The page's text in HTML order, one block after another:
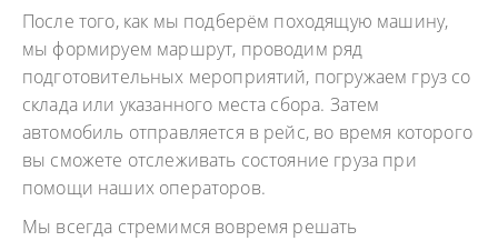
После того, как мы подберём походящую машину,
мы формируем маршрут, проводим ряд
подготовительных мероприятий, погружаем груз со
склада или указанного места сбора. Затем
автомобиль отправляется в рейс, во время которого
вы сможете отслеживать состояние груза при
помощи наших операторов.
Мы всегда стремимся вовремя решать